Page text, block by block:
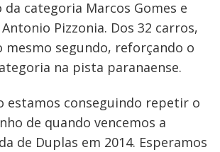
categoria Marcos Gomes e
Pizzonia. Dos 32 carros,
mesmo segundo, reforçando o
na pista paranaense.
estamos conseguindo repetir o
de quando vencemos a
de Duplas em 2014. Esperamos